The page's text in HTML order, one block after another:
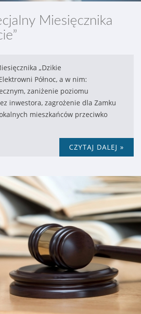
Miesięcznika
„Dzikie
Północ, a w nim:
zaniżenie poziomu
inwestora, zagrożenie dla Zamku
mieszkańców przeciwko
CZYTAJ DALEJ »